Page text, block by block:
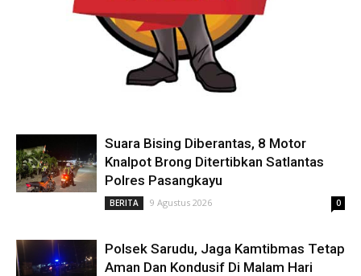
Suara Bising Diberantas, 8 Motor
Knalpot Brong Ditertibkan Satlantas
Polres Pasangkayu
BERITA 9 Agustus 2026 0
Polsek Sarudu, Jaga Kamtibmas Tetap
Aman Dan Kondusif Di Malam Hari